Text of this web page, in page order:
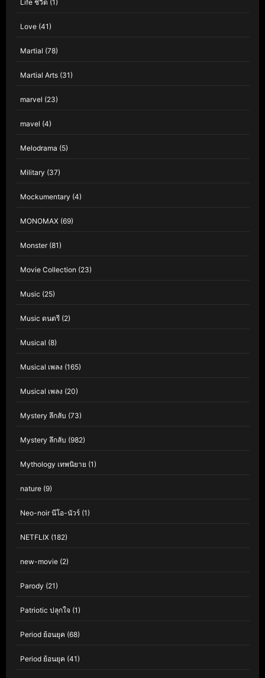
Life ชีวิต (1)
Love (41)
Martial (78)
Martial Arts (31)
marvel (23)
mavel (4)
Melodrama (5)
Military (37)
Mockumentary (4)
MONOMAX (69)
Monster(81)
Movie Collection (23)
Music (25)
Music ดนตรี (2)
Musical (8)
Musical เพลง (165)
Musical เพลง (20)
Mystery ลึกลับ (73)
Mystery ลึกลับ (982)
Mythology เทพนิยาย (1)
nature (9)
Neo-noir นีโอ-นัวร์ (1)
NETFLIX (182)
new-movie (2)
Parody (21)
Patriotic ปลุกใจ (1)
Period ย้อนยุค (68)
Period ย้อนยุค (41)